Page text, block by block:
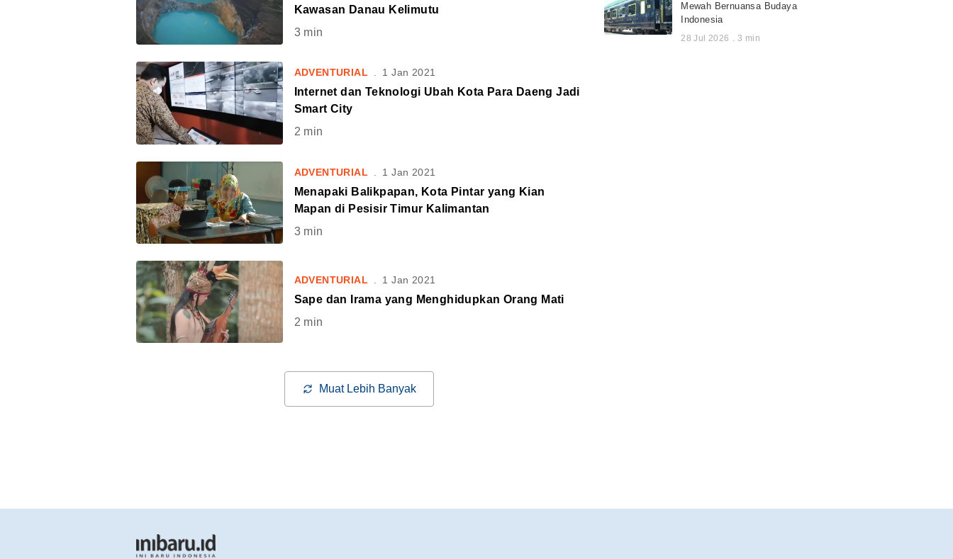
Kawasan Danau Kelimutu
3min
ADVENTURIAL . 1 Jan 2021
Internet dan Teknologi Ubah Kota Para Daeng Jadi
Smart City
2 min
ADVENTURIAL 1 Jan 2021
Menapaki Balikpapan, Kota Pintar yang Kian
Mapan di Pesisir Timur Kalimantan
3min
ADVENTURIAL 1 Jan 2021
Sape dan Irama yang Menghidupkan Orang Mati
2 min
Muat Lebih Banyak
Mewah Bernuansa Budaya
Indonesia
28 Jul 2026 . 3 min